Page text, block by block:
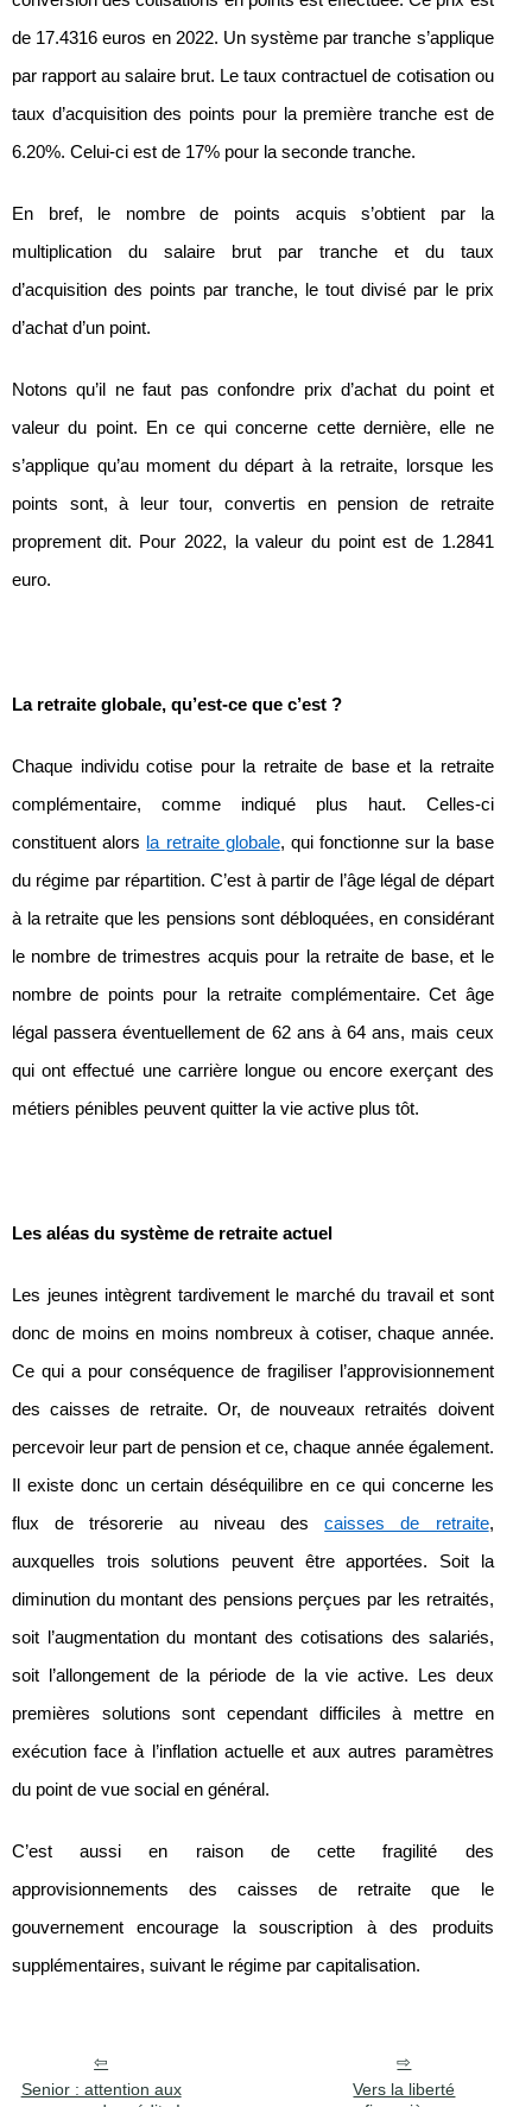
de 17.4316 euros en 2022. Un système par tranche s’applique
par rapport au salaire brut. Le taux contractuel de cotisation ou
taux d’acquisition des points pour la première tranche est de
6.20%. Celui-ci est de 17% pour la seconde tranche.
En bref, le nombre de points acquis s’obtient par la
multiplication du salaire brut par tranche et du taux
d’acquisition des points par tranche, le tout divisé par le prix
d’achat d’un point.
Notons qu’il ne faut pas confondre prix d’achat du point et
valeur du point. En ce qui concerne cette dernière, elle ne
s’applique qu’au moment du départ à la retraite, lorsque les
points sont, à leur tour, convertis en pension de retraite
proprement dit. Pour 2022, la valeur du point est de 1.2841
euro.
La retraite globale, qu’est-ce que c’est ?
Chaque individu cotise pour la retraite de base et la retraite
complémentaire, comme indiqué plus haut. Celles-ci
constituent alors la retraite globale, qui fonctionne sur la base
du régime par répartition. C’est à partir de l’âge légal de départ
à la retraite que les pensions sont débloquées, en considérant
le nombre de trimestres acquis pour la retraite de base, et le
nombre de points pour la retraite complémentaire. Cet âge
légal passera éventuellement de 62 ans à 64 ans, mais ceux
qui ont effectué une carrière longue ou encore exerçant des
métiers pénibles peuvent quitter la vie active plus tôt.
Les aléas du système de retraite actuel
Les jeunes intègrent tardivement le marché du travail et sont
donc de moins en moins nombreux à cotiser, chaque année.
Ce qui a pour conséquence de fragiliser l’approvisionnement
des caisses de retraite. Or, de nouveaux retraités doivent
percevoir leur part de pension et ce, chaque année également.
Il existe donc un certain déséquilibre en ce qui concerne les
flux de trésorerie au niveau descaisses de retraite,
auxquelles trois solutions peuvent être apportées. Soit la
diminution du montant des pensions perçues par les retraités,
soit l’augmentation du montant des cotisations des salariés,
soit l’allongement de la période de la vie active. Les deux
premières solutions sont cependant difficiles à mettre en
exécution face à l’inflation actuelle et aux autres paramètres
du point de vue social en général.
C’est aussi en raison de cette fragilité des
approvisionnements des caisses de retraite que le
gouvernement encourage la souscription à des produits
supplémentaires, suivant le régime par capitalisation.
Senior : attention aux
Vers la liberté